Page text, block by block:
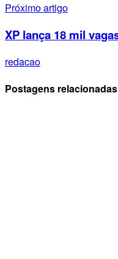
Próximo artigo
XP lança 18 mil
redacao
Postagens relacionadas